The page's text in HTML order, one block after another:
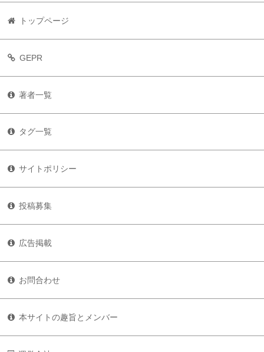
トップページ
GEPR
著者一覧
タグ一覧
サイトポリシー
投稿募集
広告掲載
お問合わせ
本サイトの趣旨とメンバー